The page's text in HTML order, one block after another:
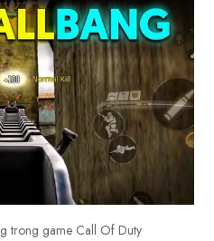
trong game Call Of Duty